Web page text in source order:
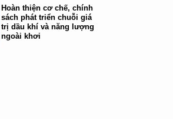
Hoàn thiện cơ chế, chính
sách phát triển chuỗi giá
trị dầu khí và năng lượng
ngoài khơi